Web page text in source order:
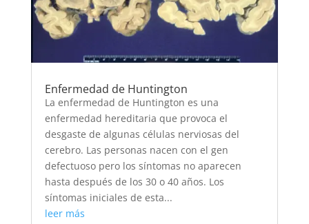
Enfermedad de Huntington
La enfermedad de Huntington es una
enfermedad hereditaria que provoca el
desgaste de algunas células nerviosas del
cerebro. Las personas nacen con el gen
defectuoso pero los síntomas no aparecen
hasta después de los 30 o 40 años. Los
síntomas iniciales de esta...
leer más